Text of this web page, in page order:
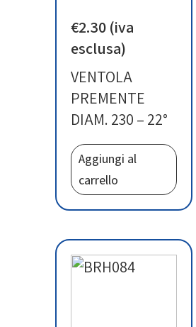
Aggiungi al
carrello
€2.30 (iva
esclusa)
VENTOLA
PREMENTE
DIAM. 230 – 22°